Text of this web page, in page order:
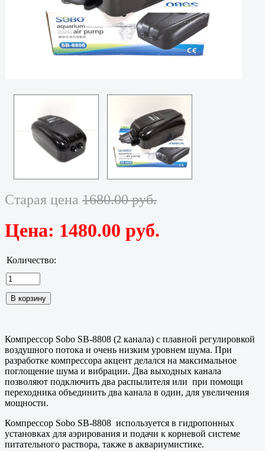
Старая цена 1680.00 руб.
Цена: 1480.00 руб.
Количество:
Компрессор Sobo SB-8808 (2 канала) с плавной регулировкой
воздушного потока и очень низким уровнем шума. При
разработке компрессора акцент делался на максимальное
поглощение шума и вибрации. Два выходных канала
позволяют подключить два распылителя или при помощи
переходника объединить два канала в один, для увеличения
мощности.
Компрессор Sobo SB-8808 используется в гидропонных
установках для аэрирования и подачи к корневой системе
питательного раствора, также в аквариумистике.